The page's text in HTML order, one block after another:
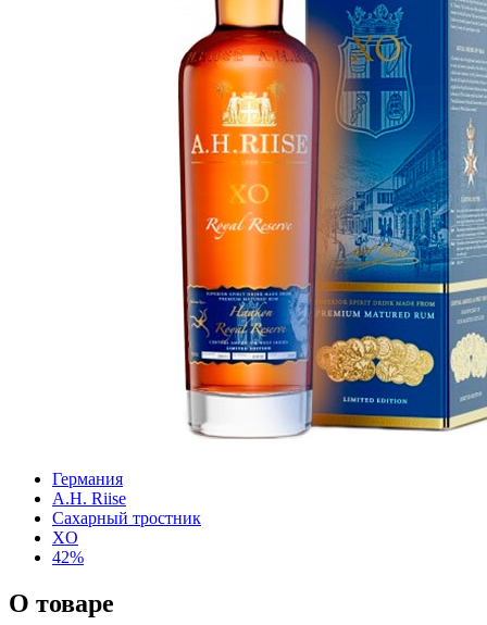
Германия
A.H. Riise
Сахарный тростник
XO
42%
О товаре